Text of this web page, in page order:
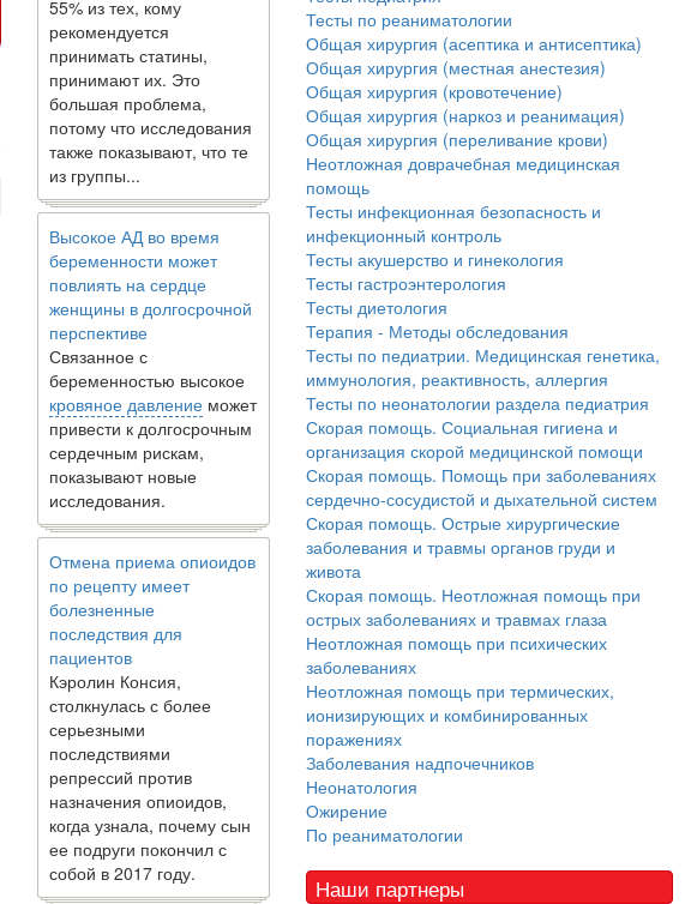
55% из тех, кому
рекомендуется
принимать статины,
принимают их. Это
большая проблема,
потому что исследования
также показывают, что те
из группы...
Высокое АД во время
беременности может
повлиять на сердце
женщины в долгосрочной
перспективе
Связанное с
беременностью высокое
кровяное давление может
привести к долгосрочным
сердечным рискам,
показывают новые
исследования.
Отмена приема опиоидов
по рецепту имеет
болезненные
последствия для
пациентов
Кэролин Консия,
столкнулась с более
серьезными
последствиями
репрессий против
назначения опиоидов,
когда узнала, почему сын
ее подруги покончил с
собой в 2017 году.
Тесты по реаниматологии
Общая хирургия (асептика и антисептика)
Общая хирургия (местная анестезия)
Общая хирургия (кровотечение)
Общая хирургия (наркоз и реанимация)
Общая хирургия (переливание крови)
Неотложная доврачебная медицинская
помощь
Тесты инфекционная безопасность и
инфекционный контроль
Тесты акушерство и гинекология
Тесты гастроэнтерология
Тесты диетология
Терапия - Методы обследования
Тесты по педиатрии. Медицинская генетика,
иммунология, реактивность, аллергия
Тесты по неонатологии раздела педиатрия
Скорая помощь. Социальная гигиена и
организация скорой медицинской помощи
Скорая помощь. Помощь при заболеваниях
сердечно-сосудистой и дыхательной систем
Скорая помощь. Острые хирургические
заболевания и травмы органов груди и
живота
Скорая помощь. Неотложная помощь при
острых заболеваниях и травмах глаза
Неотложная помощь при психических
заболеваниях
Неотложная помощь при термических,
ионизирующих и комбинированных
поражениях
Заболевания надпочечников
Неонатология
Ожирение
По реаниматологии
Наши партнеры